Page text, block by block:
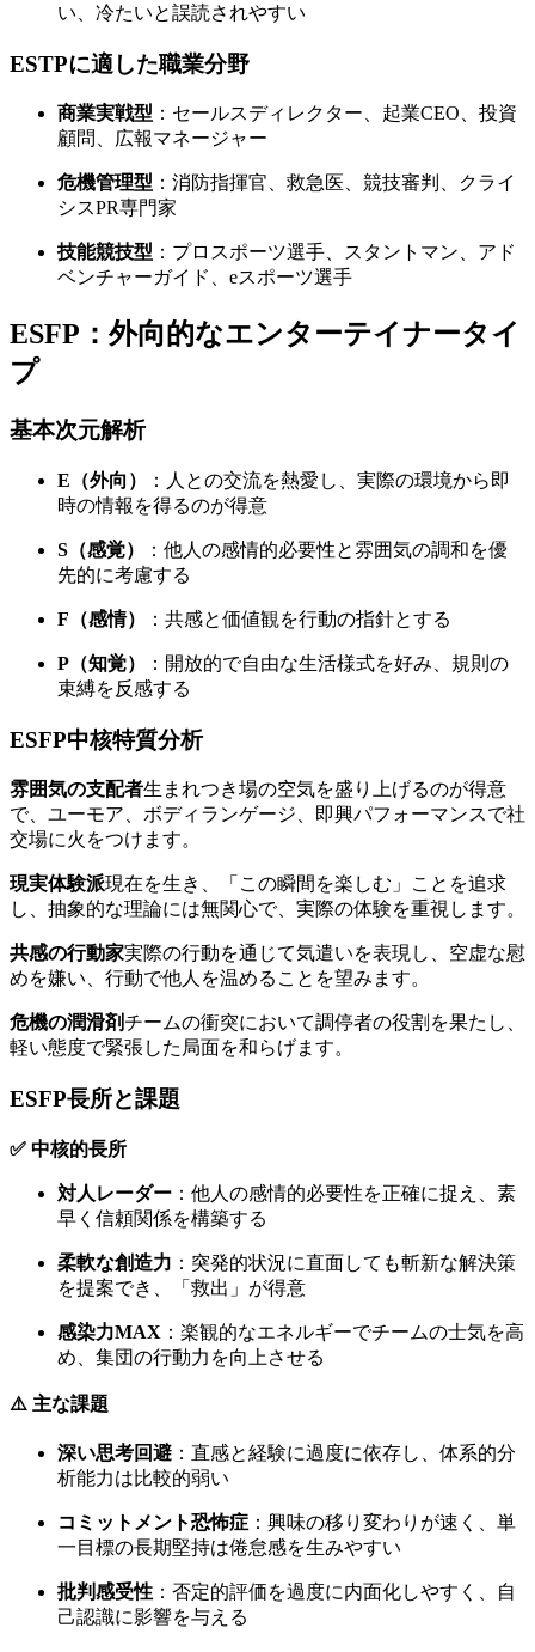
い、冷たいと誤読されやすい
ESTPに適した職業分野
商業実戦型 ：セールスディレクター、起業CEO、投資
顧問、広報マネージャー
危機管理型 ：消防指揮官、救急医、競技審判、クライ
シスPR専門家
技能競技型 ：プロスポーツ選手、スタントマン、アド
ベンチャーガイド、eスポーツ選手
ESFP：外向的なエンターテイナータイ
プ
基本次元解析
E（外向）
：人との交流を熱愛し、実際の環境から即
時の情報を得るのが得意
S（感覚）
：他人の感情的必要性と雰囲気の調和を優
先的に考慮する
F（感情） ：共感と価値観を行動の指針とする
P（知覚）
：開放的で自由な生活様式を好み、規則の
束縛を反感する
ESFP中核特質分析
雰囲気の支配者生まれつき場の空気を盛り上げるのが得意
で、ユーモア、ボディランゲージ、即興パフォーマンスで社
交場に火をつけます。
現実体験派現在を生き、「この瞬間を楽しむ」ことを追求
し、抽象的な理論には無関心で、実際の体験を重視します。
共感の行動家実際の行動を通じて気遣いを表現し、空虚な慰
めを嫌い、行動で他人を温めることを望みます。
危機の潤滑剤チームの衝突において調停者の役割を果たし、
軽い態度で緊張した局面を和らげます。
ESFP長所と課題
✅ 中核的長所
対人レーダー ：他人の感情的必要性を正確に捉え、素
早く信頼関係を構築する
柔軟な創造力 ：突発的状況に直面しても斬新な解決策
を提案でき、「救出」が得意
感染力MAX ：楽観的なエネルギーでチームの士気を高
め、集団の行動力を向上させる
⚠️ 主な課題
深い思考回避 ：直感と経験に過度に依存し、体系的分
析能力は比較的弱い
コミットメント恐怖症 ：興味の移り変わりが速く、単
一目標の長期堅持は倦怠感を生みやすい
批判感受性 ：否定的評価を過度に内面化しやすく、自
己認識に影響を与える